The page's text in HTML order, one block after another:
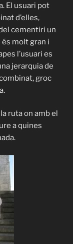
El usuari pot
d’elles,
cementiri un
molt gran i
l’usuari es
jerarquia de
groc
ruta on amb el
a quines